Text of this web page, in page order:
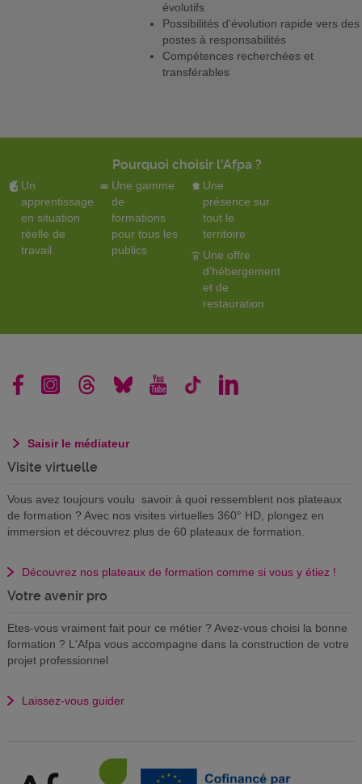
évolutifs
Possibilités d'évolution rapide vers des
postes à responsabilités
Compétences recherchées et
transférables
Pourquoi choisir l'Afpa ?
Un
apprentissage
en situation
réelle de
travail
Une gamme
de
formations
pour tous les
publics
Une
présence sur
tout le
territoire
Une offre
d'hébergement
et de
restauration
Saisir le médiateur
Visite virtuelle
Vous avez toujours voulu savoir à quoi ressemblent nos plateaux
de formation ? Avec nos visites virtuelles 360° HD, plongez en
immersion et découvrez plus de 60 plateaux de formation.
Découvrez nos plateaux de formation comme si vous y étiez !
Votre avenir pro
Etes-vous vraiment fait pour ce métier ? Avez-vous choisi la bonne
formation ? L'Afpa vous accompagne dans la construction de votre
projet professionnel
Laissez-vous guider